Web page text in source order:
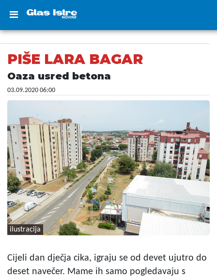
PIŠE LARA BAGAR
Oaza usred betona
03.09.2020 06:00
ilustracija
Cijeli dan dječja cika, igraju se od devet ujutro do
deset navečer. Mame ih samo pogledavaju s